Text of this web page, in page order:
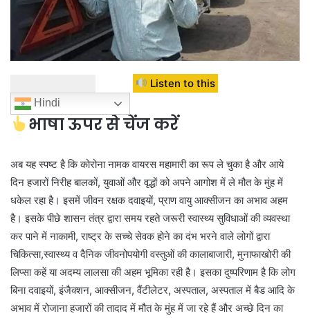
Listen to this
Hindi
भाषा ऊपर से चेंज करें
अब यह स्पष्ट है कि कोरोना नामक वायरस महामारी का रूप ले चुका है और आये
दिन हजारों निरीह बालकों, युवाओं और वृद्धों को अपने आगोश में ले मौत के मुंह में
धकेल रहा है। इसमें जीवन रक्षक दवाइयों, प्राण वायु आक्सीजन का अभाव अहम
है। इसके पीछे शासन तंत्र द्वारा समय रहते जरूरी स्वास्थ्य सुविधाओं की व्यवस्था
कर पाने में नाकामी, राष्ट्र के सच्चे सेवक होने का दंभ भरने वाले लोगों द्वारा
चिकित्सा,स्वास्थ्य व दैनिक जीवनोपयोगी वस्तुओं की कालाबाजारी, मुनाफाखोरी की
लिप्सा कहें या अदम्य लालसा की अहम भूमिका रही है। इसका दुष्परिणाम है कि लोग
बिना दवाइयों, इंजैक्शन, आक्सीजन, वैंटीलेटर, अस्पताल, अस्पताल में बैड आदि के
अभाव में रोजाना हजारों की तादाद में मौत के मुंह में जा रहे हैं और अच्छे दिन का